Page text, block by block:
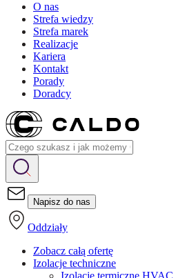
O nas
Strefa wiedzy
Strefa marek
Realizacje
Kariera
Kontakt
Porady
Doradcy
Napisz do nas
Oddziały
Zobacz całą ofertę
Izolacje techniczne
Izolacje termiczne HVAC